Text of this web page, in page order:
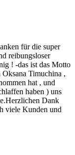
für die super
reibungsloser
! -das ist das Motto
Timuchina ,
hat , und
haben ) uns
Dank
viele Kunden und